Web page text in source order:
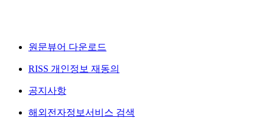
원문뷰어 다운로드
RISS 개인정보 재동의
공지사항
해외전자정보서비스 검색